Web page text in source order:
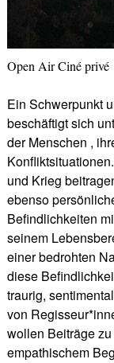
Open Air Ciné privé
Ein Schwerpunkt
beschäftigt sich
der Menschen ,
und Krieg
ebenso
Befindlichkeiten
seinem
einer bedrohten
diese
traurig,
von
wollen Beiträge
empathischem